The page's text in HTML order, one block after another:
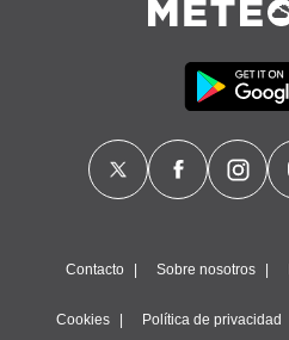
Contacto Sobre nosotros
Cookies Política de privacidad